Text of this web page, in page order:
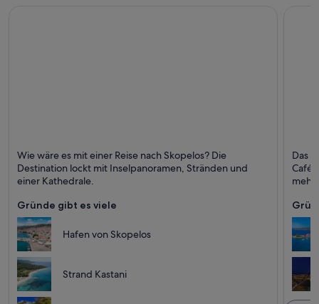
Strände, Inseln und Schwimmen
Wie wäre es mit einer Reise nach Skopelos? Die
Destination lockt mit Inselpanoramen, Stränden und
einer Kathedrale.
Gründe gibt es viele
Hafen von Skopelos
Strand Kastani
Das
mehr.